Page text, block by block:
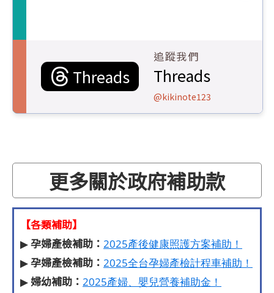
Threads
追蹤我們
Threads
@kikinote123
更多關於政府補助款
【各類補助】
▶孕婦產檢補助： 2025產後健康照護方案補助！
▶孕婦產檢補助： 2025全台孕婦產檢計程車補助！
▶婦幼補助： 2025產婦、嬰兒營養補助金！